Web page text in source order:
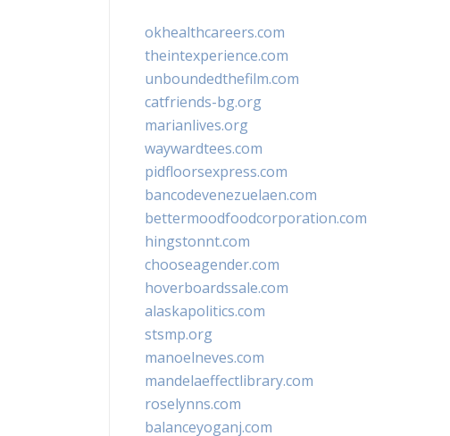
okhealthcareers.com
theintexperience.com
unboundedthefilm.com
catfriends-bg.org
marianlives.org
waywardtees.com
pidfloorsexpress.com
bancodevenezuelaen.com
bettermoodfoodcorporation.com
hingstonnt.com
chooseagender.com
hoverboardssale.com
alaskapolitics.com
stsmp.org
manoelneves.com
mandelaeffectlibrary.com
roselynns.com
balanceyoganj.com